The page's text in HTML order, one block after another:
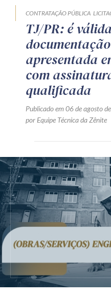
CONTRATAÇÃO PÚBLICA
TJ/PR: é
apresentada
com
qualificada
Publicado em 06 de agosto
por Equipe Técnica da Zênite